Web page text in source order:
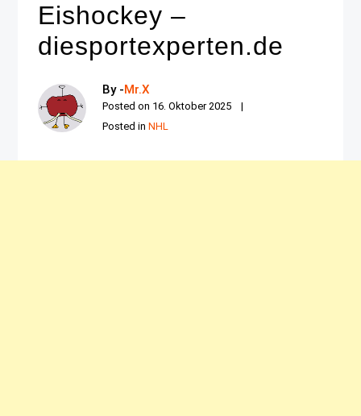
Eishockey –
diesportexperten.de
By -Mr.X
Posted on 16. Oktober 2025
Posted inNHL